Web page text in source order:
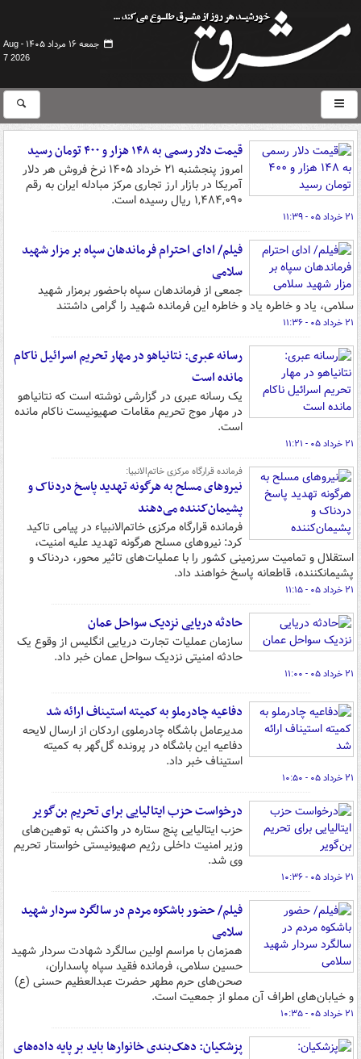
جمعه ۱۶ مرداد ۱۴۰۵ -
Aug
7 2026
قیمت دلار رسمی به ۱۴۸ هزار و ۴۰۰ تومان رسید
امروز پنجشنبه ۲۱ خرداد ۱۴۰۵ نرخ فروش هر دلار
آمریکا در بازار ارز تجاری مرکز مبادله ایران به رقم
۱,۴۸۴,۰۹۰ ریال رسیده است.
۲۱ خرداد ۰۵ - ۱۱:۳۹
فیلم/ ادای احترام فرماندهان سپاه بر مزار شهید
سلامی
جمعی از فرماندهان سپاه باحضور برمزار شهید
سلامی، یاد و خاطره یاد و خاطره این فرمانده شهید را گرامی داشتند
۲۱ خرداد ۰۵ - ۱۱:۳۶
رسانه عبری: نتانیاهو در مهار تحریم اسرائیل ناکام
مانده است
یک رسانه عبری در گزارشی نوشته است که نتانیاهو
در مهار موج تحریم مقامات صهیونیست ناکام مانده
است.
۲۱ خرداد ۰۵ - ۱۱:۲۱
فرمانده قرارگاه مرکزی خاتم‌الانبیا:
نیروهای مسلح به هرگونه تهدید پاسخ دردناک و
پشیمان‌کننده می‌دهند
فرمانده قرارگاه مرکزی خاتم‌الانبیاء در پیامی تاکید
کرد: نیروهای مسلح هرگونه تهدید علیه امنیت،
استقلال و تمامیت سرزمینی کشور را با عملیات‌های تاثیر محور، دردناک و
پشیمانکننده، قاطعانه پاسخ خواهند داد.
۲۱ خرداد ۰۵ - ۱۱:۱۵
حادثه دریایی نزدیک سواحل عمان
سازمان عملیات تجارت دریایی انگلیس از وقوع یک
حادثه امنیتی نزدیک سواحل عمان خبر داد.
۲۱ خرداد ۰۵ - ۱۱:۰۰
دفاعیه چادرملو به کمیته استیناف ارائه شد
مدیرعامل باشگاه چادرملوی اردکان از ارسال لایحه
دفاعیه این باشگاه در پرونده گل‌گهر به کمیته
استیناف خبر داد.
۲۱ خرداد ۰۵ - ۱۰:۵۰
درخواست حزب ایتالیایی برای تحریم بن‌گویر
حزب ایتالیایی پنج ستاره در واکنش به توهین‌های
وزیر امنیت داخلی رژیم صهیونیستی خواستار تحریم
وی شد.
۲۱ خرداد ۰۵ - ۱۰:۳۶
فیلم/ حضور باشکوه مردم در سالگرد سردار شهید
سلامی
همزمان با مراسم اولین سالگرد شهادت سردار شهید
حسین سلامی، فرمانده فقید سپاه پاسداران،
صحن‌های حرم مطهر حضرت عبدالعظیم حسنی (ع)
و خیابان‌های اطراف آن مملو از جمعیت است.
۲۱ خرداد ۰۵ - ۱۰:۳۵
پزشکیان: دهک‌بندی خانوارها باید بر پایه داده‌های